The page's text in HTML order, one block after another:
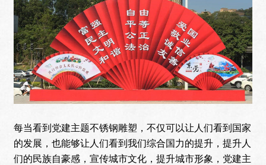
每当看到党建主题不锈钢雕塑，不仅可以让人们看到国家
的发展，也能够让人们看到我们综合国力的提升，提升人
们的民族自豪感，宣传城市文化，提升城市形象，党建主